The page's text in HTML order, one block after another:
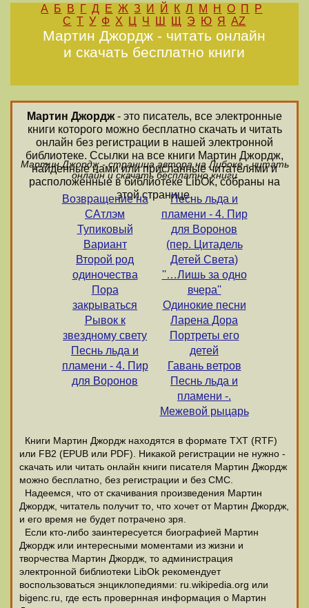
А Б В Г Д Е Ж З И Й К Л М Н О П
Р
С Т У Ф Х Ц Ч Ш Щ Э Ю Я AZ
Мартин Джордж - читать онлайн
и скачать бесплатно книги
Мартин Джордж- это писатель, все электронные
книги которого можно бесплатно скачать и читать
онлайн без регистрации в нашей электронной
библиотеке. Ссылки на все книги Мартин Джордж,
найденные нами или присланные читателями и
расположенные в библиотеке LibOk, собраны на
этой странице.
Мартин Джордж - страница автора на Либоке - читать
онлайн и скачать бесплатно книги
Возвращение на
САтлэм
Тупиковый
Вариант
Второй род
одиночества
Пора
закрываться
Рывок к
звездному свету
Песнь льда и
пламени - 4. Пир
для Воронов
Песнь льда и
пламени - 4. Пир
для Воронов
(пер. Цитадель
Детей Света)
''…Лишь за одно
вчера''
Одинокие песни
Ларена Дора
Портреты его
детей
Гавань ветров
Песнь льда и
пламени -.
Межевой рыцарь
Книги Мартин Джордж находятся в формате ТХТ (RTF)
или FB2 (EPUB или PDF). Никакой регистрации не нужно -
скачать или читать онлайн книги писателя Мартин Джордж
можно бесплатно, без регистрации и без СМС.
Надеемся, что от скачивания произведения Мартин
Джордж, читатель получит то, что хочет от Мартин Джордж,
и его время не будет потрачено зря.
Если кто-либо заинтересуется биографией Мартин
Джордж или интересными моментами из жизни и
творчества Мартин Джордж, то администрация
электронной библиотеки LibOk рекомендует
воспользоваться энциклопедиями: ru.wikipedia.org или
bigenc.ru, где есть провернная информация о Мартин